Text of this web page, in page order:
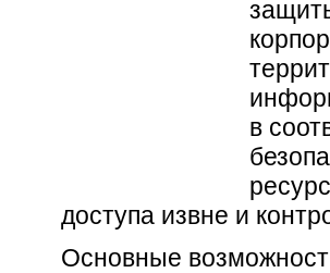
в
доступа извне и
Основные